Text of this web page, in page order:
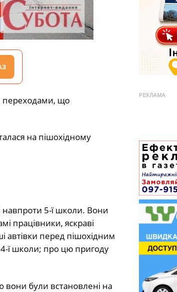
переходами, що
на пішохідному
навпроти 5-ї школи. Вони
працівники, яскраві
автівки перед пішохідним
ї школи; про цю пригоду
вони були встановлені на
РЕКЛАМА